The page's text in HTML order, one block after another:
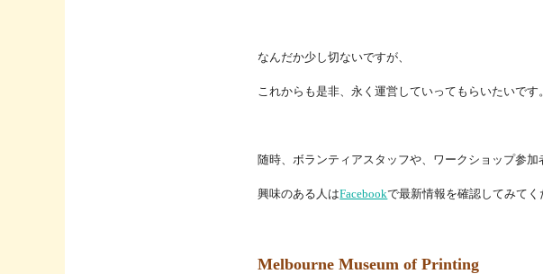
なんだか少し切ないですが、
これからも是非、永く運営していってもらいたいです。
随時、ボランティアスタッフや、ワークショップ参加
興味のある人はFacebookで最新情報を確認してみてく
Melbourne Museum of Printing